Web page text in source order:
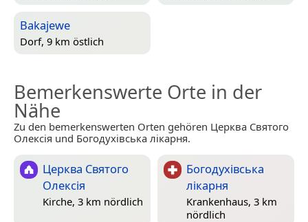
Bakajewe
Dorf, 9 km östlich
Bemerkenswerte Orte in der
Nähe
Zu den bemerkenswerten Orten gehören Церква Святого
Олексія und Богодухівська лікарня.
Церква Святого
Олексія
Kirche, 3 km nördlich
Богодухівська
лікарня
Krankenhaus, 3 km
nördlich